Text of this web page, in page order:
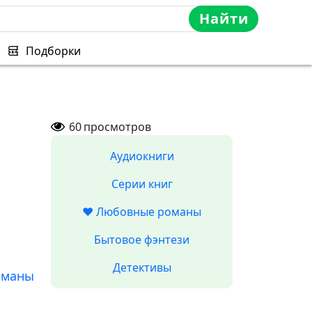
Найти
Подборки
60просмотров
Аудиокниги
Серии книг
❤️ Любовные романы
Бытовое фэнтези
Детективы